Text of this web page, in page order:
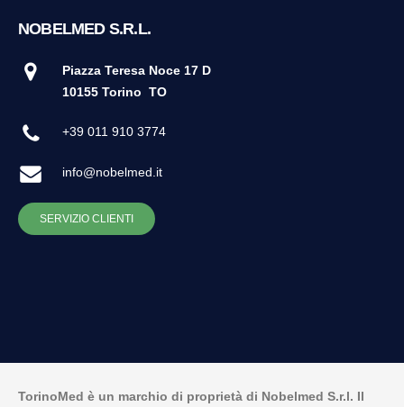
NOBELMED S.R.L.
Piazza Teresa Noce 17 D
10155 Torino TO
+39 011 910 3774
info@nobelmed.it
SERVIZIO CLIENTI
TorinoMed è un marchio di proprietà di Nobelmed S.r.l. Il